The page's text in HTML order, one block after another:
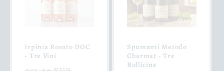
Irpinia Rosato DOC
- Tre Vini
Spumanti Metodo
Charmat - Tre
Bollicine